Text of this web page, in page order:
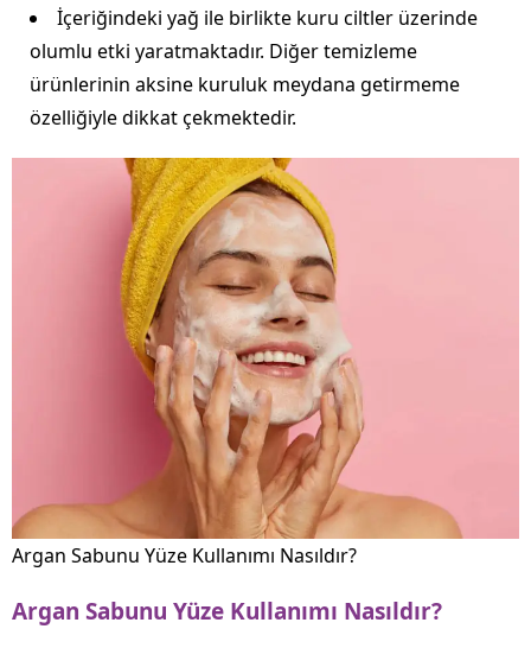
İçeriğindeki yağ ile birlikte kuru ciltler üzerinde
olumlu etki yaratmaktadır. Diğer temizleme
ürünlerinin aksine kuruluk meydana getirmeme
özelliğiyle dikkat çekmektedir.
Argan Sabunu Yüze Kullanımı Nasıldır?
Argan Sabunu Yüze Kullanımı Nasıldır?